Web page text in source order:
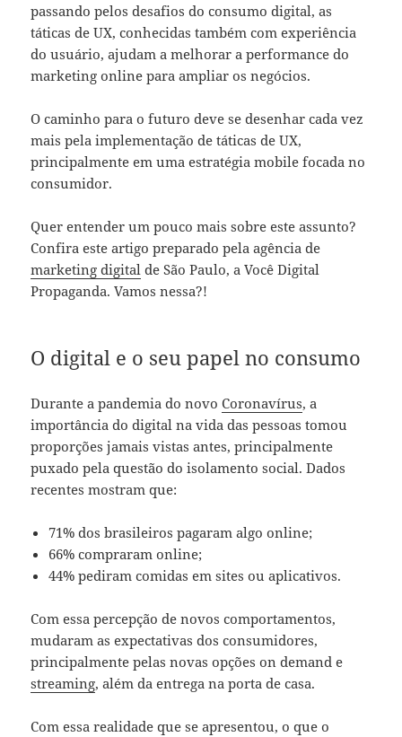
passando pelos desafios do consumo digital, as
táticas de UX, conhecidas também com experiência
do usuário, ajudam a melhorar a performance do
marketing online para ampliar os negócios.
O caminho para o futuro deve se desenhar cada vez
mais pela implementação de táticas de UX,
principalmente em uma estratégia mobile focada no
consumidor.
Quer entender um pouco mais sobre este assunto?
Confira este artigo preparado pela agência de
marketing digital de São Paulo, a Você Digital
Propaganda. Vamos nessa?!
O digital e o seu papel no consumo
Durante a pandemia do novoCoronavírus, a
importância do digital na vida das pessoas tomou
proporções jamais vistas antes, principalmente
puxado pela questão do isolamento social. Dados
recentes mostram que:
71% dos brasileiros pagaram algo online;
66% compraram online;
44% pediram comidas em sites ou aplicativos.
Com essa percepção de novos comportamentos,
mudaram as expectativas dos consumidores,
principalmente pelas novas opções on demand e
streaming, além da entrega na porta de casa.
Com essa realidade que se apresentou, o que o